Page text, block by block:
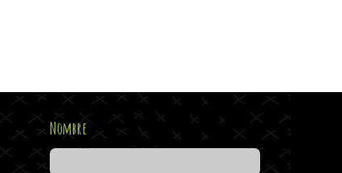
Nombre